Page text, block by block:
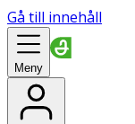
Gå till innehåll
Meny